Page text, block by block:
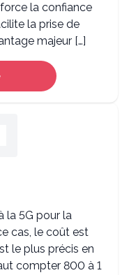
la confiance
la prise de
majeur […]
la 5G pour la
cas, le coût est
le plus précis en
compter 800 à 1